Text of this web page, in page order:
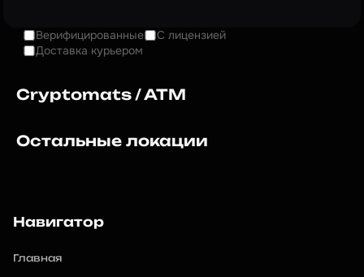
Верифицированные
С лицензией
Доставка курьером
Cryptomats / ATM
Остальные локации
Навигатор
Главная